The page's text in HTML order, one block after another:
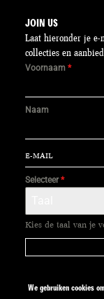
JOIN US
Laat hieronder je e-
collecties en
Voornaam *
Naam
Selecteer*
Kies de taal van je
We gebruiken cookies